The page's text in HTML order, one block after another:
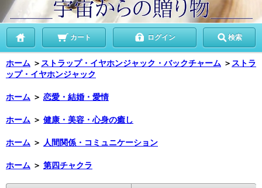
カート ログイン 検索
ホーム ＞ ストラップ・イヤホンジャック・バックチャーム ＞ ストラ
ップ・イヤホンジャック
ホーム ＞ 恋愛・結婚・愛情
ホーム ＞ 健康・美容・心身の癒し
ホーム ＞ 人間関係・コミュニケーション
ホーム ＞ 第四チャクラ